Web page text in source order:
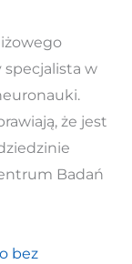
specjalista w
że jest
Badań
bez